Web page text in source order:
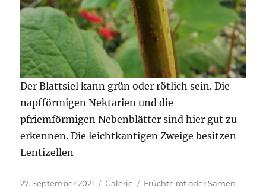
Der Blattsiel kann grün oder rötlich sein. Die
napfförmigen Nektarien und die
pfriemförmigen Nebenblätter sind hier gut zu
erkennen. Die leichtkantigen Zweige besitzen
Lentizellen
Veröffentlicht
27. September 2021 Format
Galerie Kategorien
Früchte rot oder Samen